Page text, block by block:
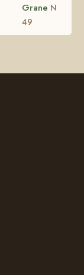
Grane N
49